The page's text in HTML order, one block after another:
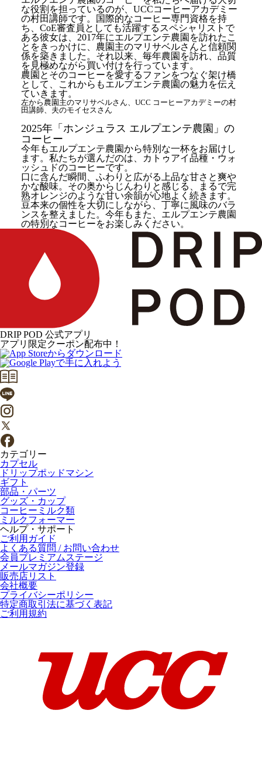
な役割を担っているのが、UCCコーヒーアカデミー
の村田講師です。国際的なコーヒー専門資格を持
ち、CoE審査員としても活躍するスペシャリストで
ある彼女は、2017年にエルプエンテ農園を訪れたこ
とをきっかけに、農園主のマリサベルさんと信頼関
係を築きました。それ以来、毎年農園を訪れ、品質
を見極めながら買い付けを行っています。
農園とそのコーヒーを愛するファンをつなぐ架け橋
として、これからもエルプエンテ農園の魅力を伝え
ていきます。
左から農園主のマリサベルさん、UCC コーヒーアカデミーの村
田講師、夫のモイセスさん
2025年「ホンジュラス エルプエンテ農園」の
コーヒー
今年もエルプエンテ農園から特別な一杯をお届けし
ます。私たちが選んだのは、カトゥアイ品種・ウォ
ッシュドのコーヒーです。
口に含んだ瞬間、ふわりと広がる上品な甘さと爽や
かな酸味。その奥からじんわりと感じる、まるで完
熟オレンジのような甘い余韻が心地よく続きます。
豆本来の個性を大切にしながら、丁寧に風味のバラ
ンスを整えました。今年もまた、エルプエンテ農園
の特別なコーヒーをお楽しみください。
DRIP POD 公式アプリ
アプリ限定クーポン配布中！
カテゴリー
カプセル
ドリップポッドマシン
ギフト
部品・パーツ
グッズ・カップ
コーヒーミルク類
ミルクフォーマー
ヘルプ・サポート
ご利用ガイド
よくある質問 / お問い合わせ
会員プレミアムステージ
メールマガジン登録
販売店リスト
会社概要
プライバシーポリシー
特定商取引法に基づく表記
ご利用規約